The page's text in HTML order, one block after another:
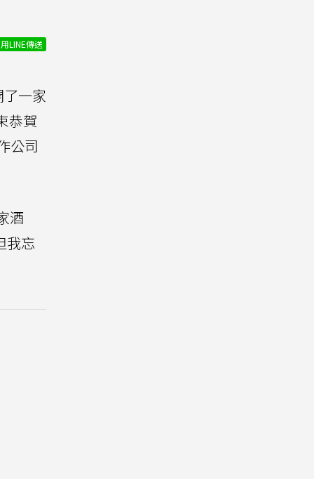
用LINE傳送
一家
恭賀
公司
酒
我忘